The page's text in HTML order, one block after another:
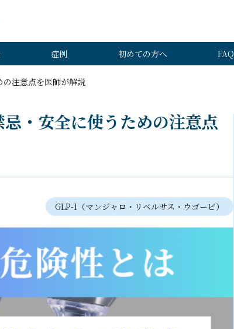
症例 初めての方へ FAQ
注意点を医師が解説
・安全に使うための注意点
GLP-1（マンジャロ・リベルサス・ウゴービ）